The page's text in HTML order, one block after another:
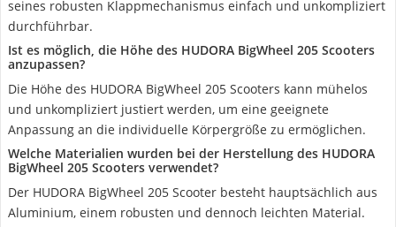
seines robusten Klappmechanismus einfach und unkompliziert
durchführbar.
Ist es möglich, die Höhe des HUDORA BigWheel 205 Scooters
anzupassen?
Die Höhe des HUDORA BigWheel 205 Scooters kann mühelos
und unkompliziert justiert werden, um eine geeignete
Anpassung an die individuelle Körpergröße zu ermöglichen.
Welche Materialien wurden bei der Herstellung des HUDORA
BigWheel 205 Scooters verwendet?
Der HUDORA BigWheel 205 Scooter besteht hauptsächlich aus
Aluminium, einem robusten und dennoch leichten Material.